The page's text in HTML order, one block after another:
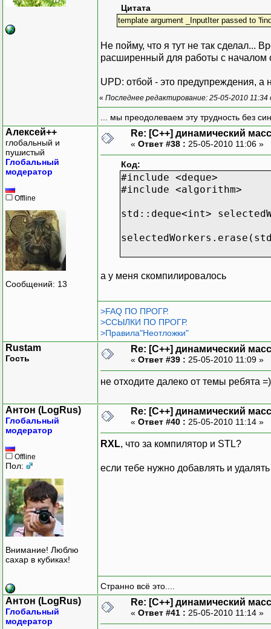
Цитата
template argument _InputIter passed to
Не пойму, что я тут не так сделал...
расширенный для работы с началом
UPD: отбой - это предупреждения,
« Последнее редактирование: 25-05-2010 11:34
... мы преодолеваем эту трудность без
Алексей++
глобальный и
пушистый
Глобальный
модератор
Offline
Сообщений: 13
Re: [C++] динамический
« Ответ #38 : 25-05-2010 11:06 »
Код:
#include <deque>
#include <algorithm>
std::deque<int>
а у меня скомпилировалось
>FAQ ПО ПРОГР.
>ССЫЛКИ ПО ПРОГР.
>Правила"Неотложки"
Rustam
Гость
Re: [C++] динамический
« Ответ #39 : 25-05-2010 11:09 »
не отходите далеко от темы ребята =)
Антон (LogRus)
Глобальный
модератор
Offline
Пол:
Внимание! Люблю
сахар в кубиках!
Re: [C++] динамический
« Ответ #40 : 25-05-2010 11:14 »
RXL, что за компилятор и STL?
если тебе нужно добавлять и
Странно всё это....
Антон (LogRus)
Глобальный
модератор
Re: [C++] динамический
« Ответ #41 : 25-05-2010 11:14 »